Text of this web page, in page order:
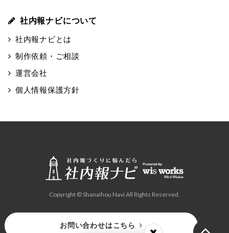
社内報ナビについて
社内報ナビとは
制作依頼・ご相談
運営会社
個人情報保護方針
Copyright © Shanaihou Navi All Rights Reserved.
お問い合わせはこちら